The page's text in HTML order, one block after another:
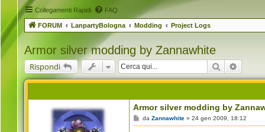
Collegamenti Rapidi FAQ
FORUM LanpartyBologna Modding Project Logs
Armor silver modding by Zannawhite
Rispondi Cerca
Armor silver modding by
M
e
daZannawhite »24 gen 2009, 18:12